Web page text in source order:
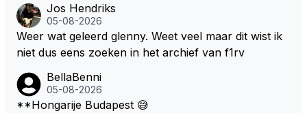
Jos Hendriks
05-08-2026
Weer wat geleerd glenny. Weet veel maar dit wist ik
niet dus eens zoeken in het archief van f1rv
BellaBenni
05-08-2026
**Hongarije Budapest 😅